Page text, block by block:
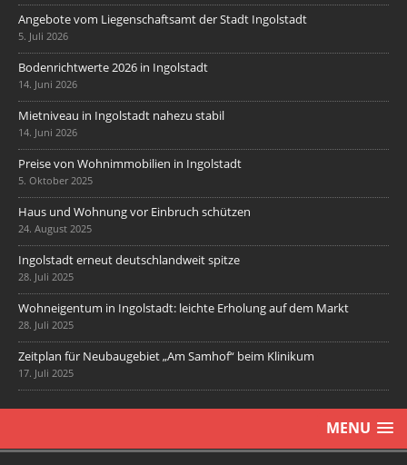
Angebote vom Liegenschaftsamt der Stadt Ingolstadt
5. Juli 2026
Bodenrichtwerte 2026 in Ingolstadt
14. Juni 2026
Mietniveau in Ingolstadt nahezu stabil
14. Juni 2026
Preise von Wohnimmobilien in Ingolstadt
5. Oktober 2025
Haus und Wohnung vor Einbruch schützen
24. August 2025
Ingolstadt erneut deutschlandweit spitze
28. Juli 2025
Wohneigentum in Ingolstadt: leichte Erholung auf dem Markt
28. Juli 2025
Zeitplan für Neubaugebiet „Am Samhof“ beim Klinikum
17. Juli 2025
MENU